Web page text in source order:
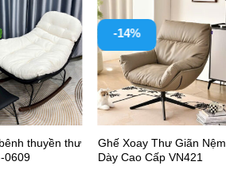
thuyền thư
0609
-14%
Ghế Xoay Thư Giãn Nệm
Dày Cao Cấp VN421